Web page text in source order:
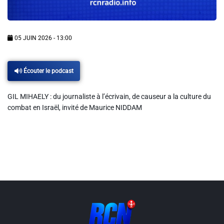
Alerte Méduses 06
Issa Nissa OGC Nice
RCN Soutiens
05 JUIN 2026 - 13:00
Écouter le podcast
GIL MIHAELY : du journaliste à l’écrivain, de causeur a la culture du
combat en Israël, invité de Maurice NIDDAM